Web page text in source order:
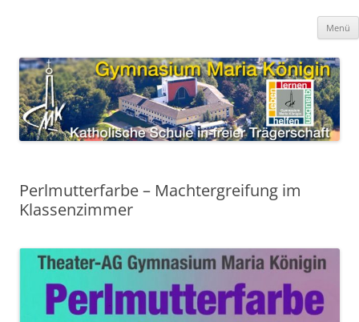
Menü
Perlmutterfarbe – Machtergreifung im
Klassenzimmer